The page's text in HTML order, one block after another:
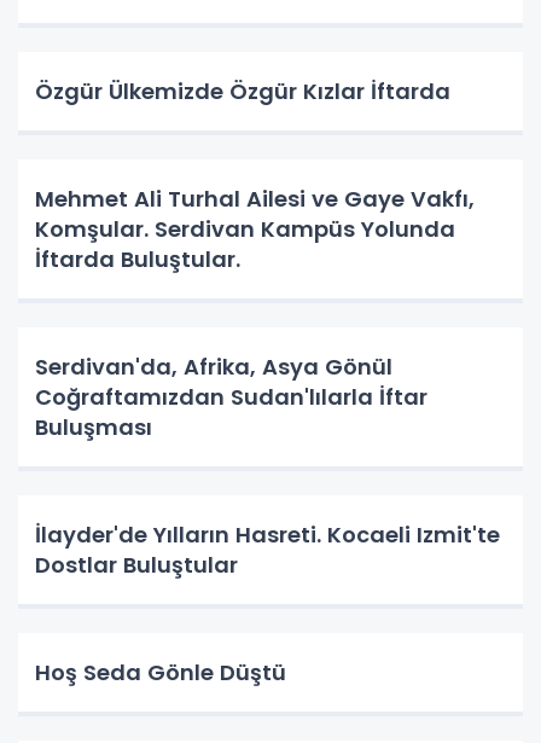
Özgür Ülkemizde Özgür Kızlar İftarda
Mehmet Ali Turhal Ailesi ve Gaye Vakfı,
Komşular. Serdivan Kampüs Yolunda
İftarda Buluştular.
Serdivan'da, Afrika, Asya Gönül
Coğraftamızdan Sudan'lılarla İftar
Buluşması
İlayder'de Yılların Hasreti. Kocaeli Izmit'te
Dostlar Buluştular
Hoş Seda Gönle Düştü